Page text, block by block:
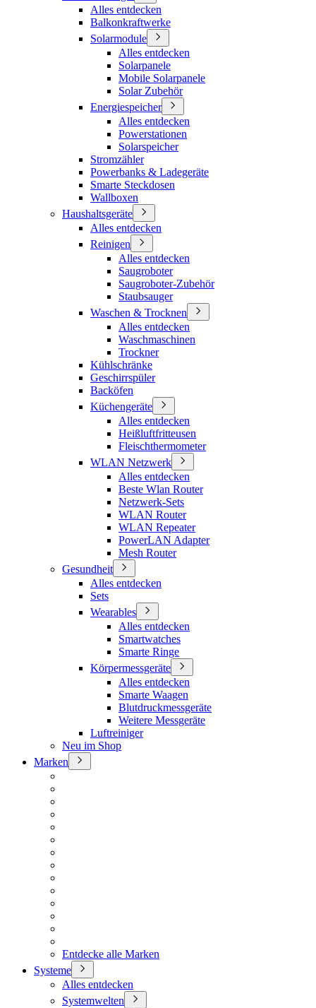
Alles entdecken
Balkonkraftwerke
Solarmodule
Alles entdecken
Solarpanele
Mobile Solarpanele
Solar Zubehör
Energiespeicher
Alles entdecken
Powerstationen
Solarspeicher
Stromzähler
Powerbanks & Ladegeräte
Smarte Steckdosen
Wallboxen
Haushaltsgeräte
Alles entdecken
Reinigen
Alles entdecken
Saugroboter
Saugroboter-Zubehör
Staubsauger
Waschen & Trocknen
Alles entdecken
Waschmaschinen
Trockner
Kühlschränke
Geschirrspüler
Backöfen
Küchengeräte
Alles entdecken
Heißluftfritteusen
Fleischthermometer
WLAN Netzwerk
Alles entdecken
Beste Wlan Router
Netzwerk-Sets
WLAN Router
WLAN Repeater
PowerLAN Adapter
Mesh Router
Gesundheit
Alles entdecken
Sets
Wearables
Alles entdecken
Smartwatches
Smarte Ringe
Körpermessgeräte
Alles entdecken
Smarte Waagen
Blutdruckmessgeräte
Weitere Messgeräte
Luftreiniger
Neu im Shop
Marken
Entdecke alle Marken
Systeme
Alles entdecken
Systemwelten